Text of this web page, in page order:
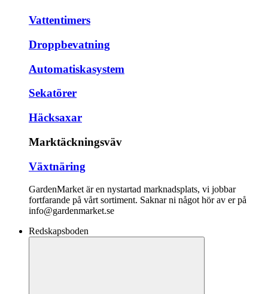
Vattentimers
Droppbevatning
Automatiskasystem
Sekatörer
Häcksaxar
Marktäckningsväv
Växtnäring
GardenMarket är en nystartad marknadsplats, vi jobbar
fortfarande på vårt sortiment. Saknar ni något hör av er på
info@gardenmarket.se
Redskapsboden